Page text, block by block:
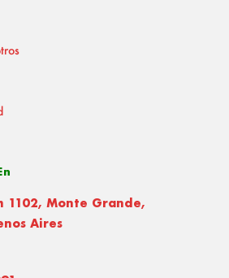
1102, Monte Grande,
Aires